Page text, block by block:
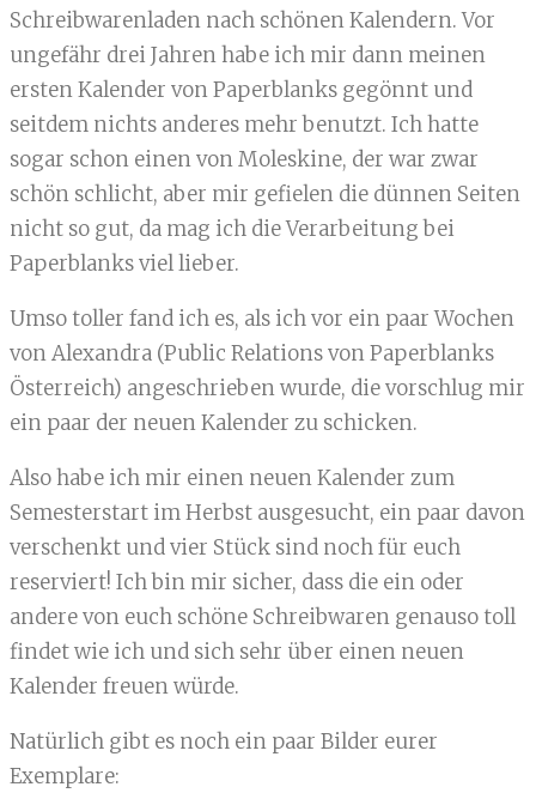
Schreibwarenladen nach schönen Kalendern. Vor
ungefähr drei Jahren habe ich mir dann meinen
ersten Kalender von Paperblanks gegönnt und
seitdem nichts anderes mehr benutzt. Ich hatte
sogar schon einen von Moleskine, der war zwar
schön schlicht, aber mir gefielen die dünnen Seiten
nicht so gut, da mag ich die Verarbeitung bei
Paperblanks viel lieber.
Umso toller fand ich es, als ich vor ein paar Wochen
von Alexandra (Public Relations von Paperblanks
Österreich) angeschrieben wurde, die vorschlug mir
ein paar der neuen Kalender zu schicken.
Also habe ich mir einen neuen Kalender zum
Semesterstart im Herbst ausgesucht, ein paar davon
verschenkt und vier Stück sind noch für euch
reserviert! Ich bin mir sicher, dass die ein oder
andere von euch schöne Schreibwaren genauso toll
findet wie ich und sich sehr über einen neuen
Kalender freuen würde.
Natürlich gibt es noch ein paar Bilder eurer
Exemplare: